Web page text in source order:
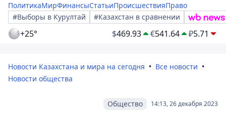
ПолитикаМирФинансыСтатьиПроисшествияПраво
#Выборы в Курултай
#Казахстан в сравнении
+25° $469.93 €541.64 ₽5.71
Новости Казахстана и мира на сегодня
Все новости
Новости общества
14:13, 26 декабря 2023
Общество